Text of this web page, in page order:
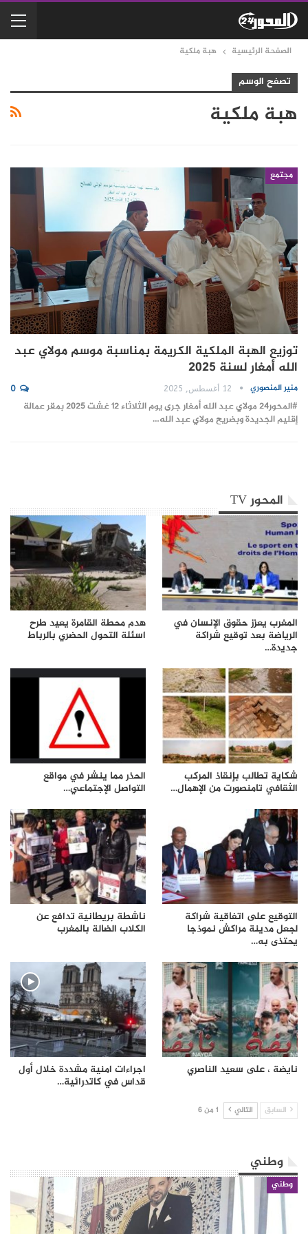
الصفحة الرئيسية هبة ملكية
تصفح الوسم
هبة ملكية
مجتمع
توزيع الهبة الملكية الكريمة بمناسبة موسم مولاي عبد
الله أمغار لسنة 2025
منير المنصوري 12 أغسطس, 2025 0
#المحور24 مولاي عبد الله أمغار جرى يوم الثلاثاء 12 غشت 2025 بمقر عمالة
إقليم الجديدة وبضريح مولاي عبد الله…
المحور TV
المغرب يعزز حقوق الإنسان في
الرياضة بعد توقيع شراكة
جديدة…
هدم محطة القامرة يعيد طرح
اسئلة التحول الحضري بالرباط
شكاية تطالب بإنقاذ المركب
الثقافي تامنصورت من الإهمال…
الحذر مما ينشر في مواقع
التواصل الإجتماعي…
التوقيع على اتفاقية شراكة
لجعل مدينة مراكش نموذجا
يحتذى به…
ناشطة بريطانية تدافع عن
الكلاب الضالة بالمغرب
نايضة ، على سعيد الناصري اجراءات امنية مشددة خلال أول
قداس في كاتدرائية…
السابق التالي 1 من 6
وطني
وطني